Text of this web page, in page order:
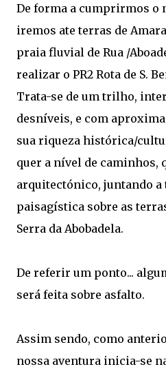
De forma a cumprirmos o
iremos ate terras de
praia fluvial de Rua /
realizar o PR2 Rota de S.
Trata-se de um trilho,
desníveis, e com
sua riqueza histórica/
quer a nível de caminhos,
arquitectónico, juntando a
paisagística sobre as
Serra da Abobadela.
De referir um ponto...
será feita sobre asfalto.
Assim sendo, como
nossa aventura inicia-se